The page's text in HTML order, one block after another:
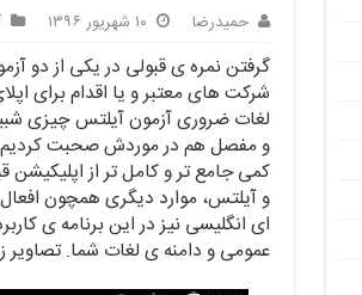
حمیدرضا ۱۰ شهریور ۱۳۹۶
گرفتن نمره ی قبولی در یکی از دو
و مفصل هم در موردش صحبت کردیم.
کمی جامع تر و کامل تر از
و آیلتس، موارد دیگری همچون
ای انگلیسی نیز در این برنامه ی
عمومی و دامنه ی لغات شما. تصاویر